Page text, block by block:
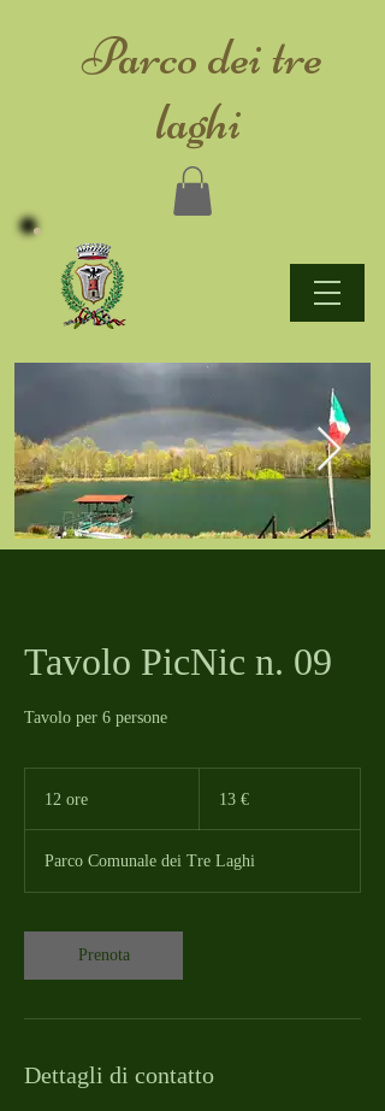
​Parco dei tre
laghi
Tavolo PicNic n. 09
Tavolo per 6 persone
12 ore
r
e
13 €
Parco Comunale dei Tre Laghi
Prenota
Dettagli di contatto